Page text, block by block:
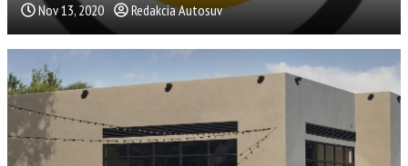
Nov 13, 2020 Redakcia Autosuv